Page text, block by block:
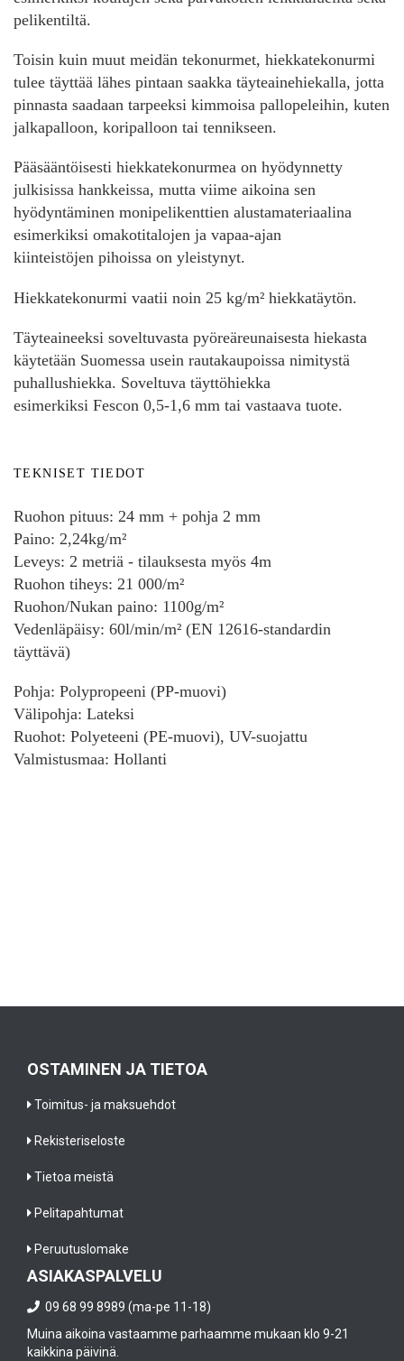
pelikentiltä.
Toisin kuin muut meidän tekonurmet, hiekkatekonurmi
tulee täyttää lähes pintaan saakka täyteainehiekalla, jotta
pinnasta saadaan tarpeeksi kimmoisa pallopeleihin, kuten
jalkapalloon, koripalloon tai tennikseen.
Pääsääntöisesti hiekkatekonurmea on hyödynnetty
julkisissa hankkeissa, mutta viime aikoina sen
hyödyntäminen monipelikenttien alustamateriaalina
esimerkiksi omakotitalojen ja vapaa-ajan
kiinteistöjen pihoissa on yleistynyt.
Hiekkatekonurmi vaatii noin 25 kg/m² hiekkatäytön.
Täyteaineeksi soveltuvasta pyöreäreunaisesta hiekasta
käytetään Suomessa usein rautakaupoissa nimitystä
puhallushiekka. Soveltuva täyttöhiekka
esimerkiksi Fescon 0,5-1,6 mm tai vastaava tuote.
TEKNISET TIEDOT
Ruohon pituus: 24 mm + pohja 2 mm
Paino: 2,24kg/m²
Leveys: 2 metriä - tilauksesta myös 4m
Ruohon tiheys: 21 000/m²
Ruohon/Nukan paino: 1100g/m²
Vedenläpäisy: 60l/min/m² (EN 12616-standardin
täyttävä)
Pohja: Polypropeeni (PP-muovi)
Välipohja: Lateksi
Ruohot: Polyeteeni (PE-muovi), UV-suojattu
Valmistusmaa: Hollanti
OSTAMINEN JA TIETOA
Toimitus- ja maksuehdot
Rekisteriseloste
Tietoa meistä
Pelitapahtumat
Peruutuslomake
ASIAKASPALVELU
09 68 99 8989 (ma-pe 11-18)
Muina aikoina vastaamme parhaamme mukaan klo 9-21
kaikkina päivinä.